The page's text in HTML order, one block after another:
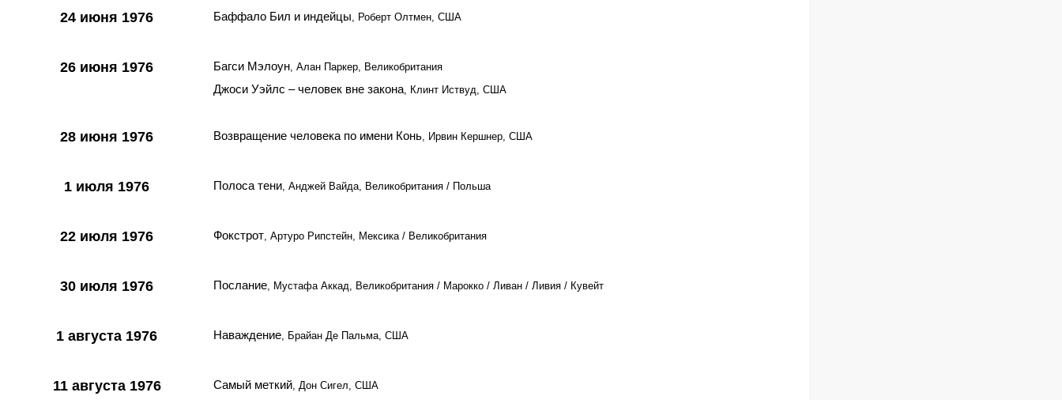
24 июня 1976 Баффало Бил и индейцы, Роберт Олтмен, США
26 июня 1976 Багси Мэлоун, Алан Паркер, Великобритания
Джоси Уэйлс – человек вне закона, Клинт Иствуд, США
28 июня 1976 Возвращение человека по имени Конь, Ирвин Кершнер, США
1 июля 1976 Полоса тени, Анджей Вайда, Великобритания / Польша
22 июля 1976 Фокстрот, Артуро Рипстейн, Мексика / Великобритания
30 июля 1976 Послание, Мустафа Аккад, Великобритания / Марокко / Ливан / Ливия / Кувейт
1 августа 1976 Наваждение, Брайан Де Пальма, США
11 августа 1976 Самый меткий, Дон Сигел, США